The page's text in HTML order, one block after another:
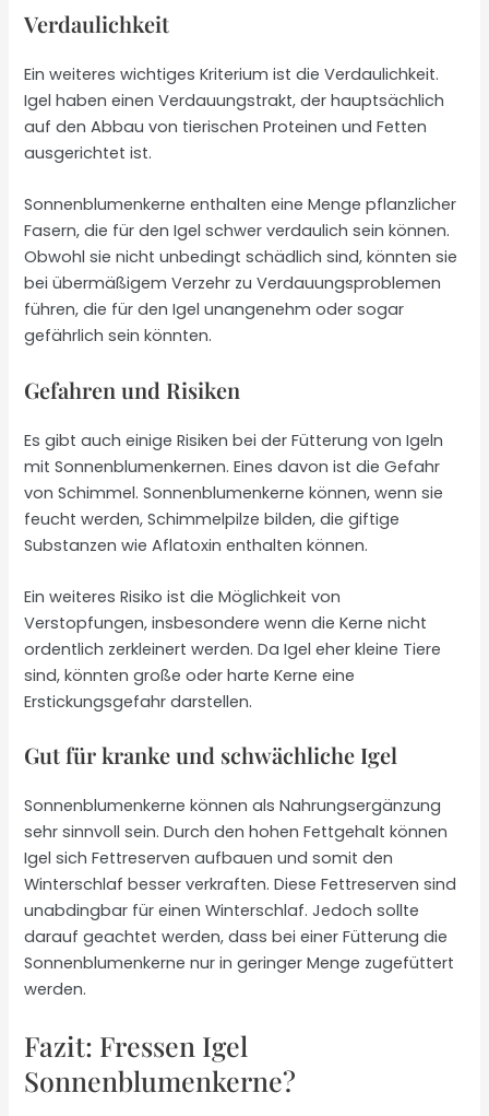
Verdaulichkeit
Ein weiteres wichtiges Kriterium ist die Verdaulichkeit.
Igel haben einen Verdauungstrakt, der hauptsächlich
auf den Abbau von tierischen Proteinen und Fetten
ausgerichtet ist.
Sonnenblumenkerne enthalten eine Menge pflanzlicher
Fasern, die für den Igel schwer verdaulich sein können.
Obwohl sie nicht unbedingt schädlich sind, könnten sie
bei übermäßigem Verzehr zu Verdauungsproblemen
führen, die für den Igel unangenehm oder sogar
gefährlich sein könnten.
Gefahren und Risiken
Es gibt auch einige Risiken bei der Fütterung von Igeln
mit Sonnenblumenkernen. Eines davon ist die Gefahr
von Schimmel. Sonnenblumenkerne können, wenn sie
feucht werden, Schimmelpilze bilden, die giftige
Substanzen wie Aflatoxin enthalten können.
Ein weiteres Risiko ist die Möglichkeit von
Verstopfungen, insbesondere wenn die Kerne nicht
ordentlich zerkleinert werden. Da Igel eher kleine Tiere
sind, könnten große oder harte Kerne eine
Erstickungsgefahr darstellen.
Gut für kranke und schwächliche Igel
Sonnenblumenkerne können als Nahrungsergänzung
sehr sinnvoll sein. Durch den hohen Fettgehalt können
Igel sich Fettreserven aufbauen und somit den
Winterschlaf besser verkraften. Diese Fettreserven sind
unabdingbar für einen Winterschlaf. Jedoch sollte
darauf geachtet werden, dass bei einer Fütterung die
Sonnenblumenkerne nur in geringer Menge zugefüttert
werden.
Fazit: Fressen Igel
Sonnenblumenkerne?